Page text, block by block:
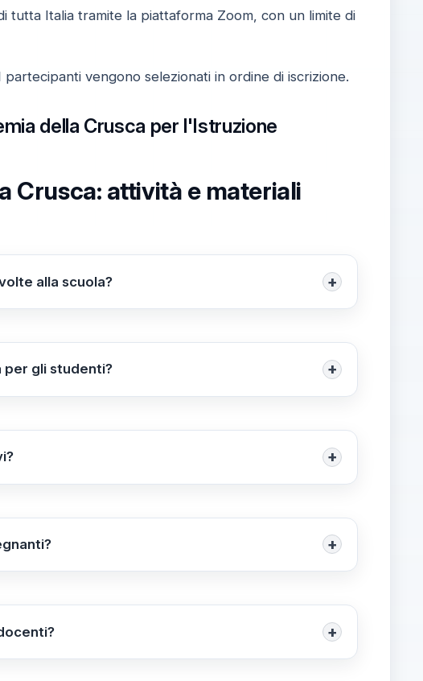
tutta Italia tramite la piattaforma Zoom, con un limite di
partecipanti vengono selezionati in ordine di iscrizione.
della Crusca per l'Istruzione
Crusca: attività e materiali
alla scuola? +
, che offre materiali didattici, attività interattive e
per gli studenti? +
livelli di competenza, comprese attività interattive,
+
a insegnanti e studenti, che fornisce risorse,
+
insegnanti, con attenzione alle classi multilingui.
+
Toscana presso la sede di Firenze, e in modalità